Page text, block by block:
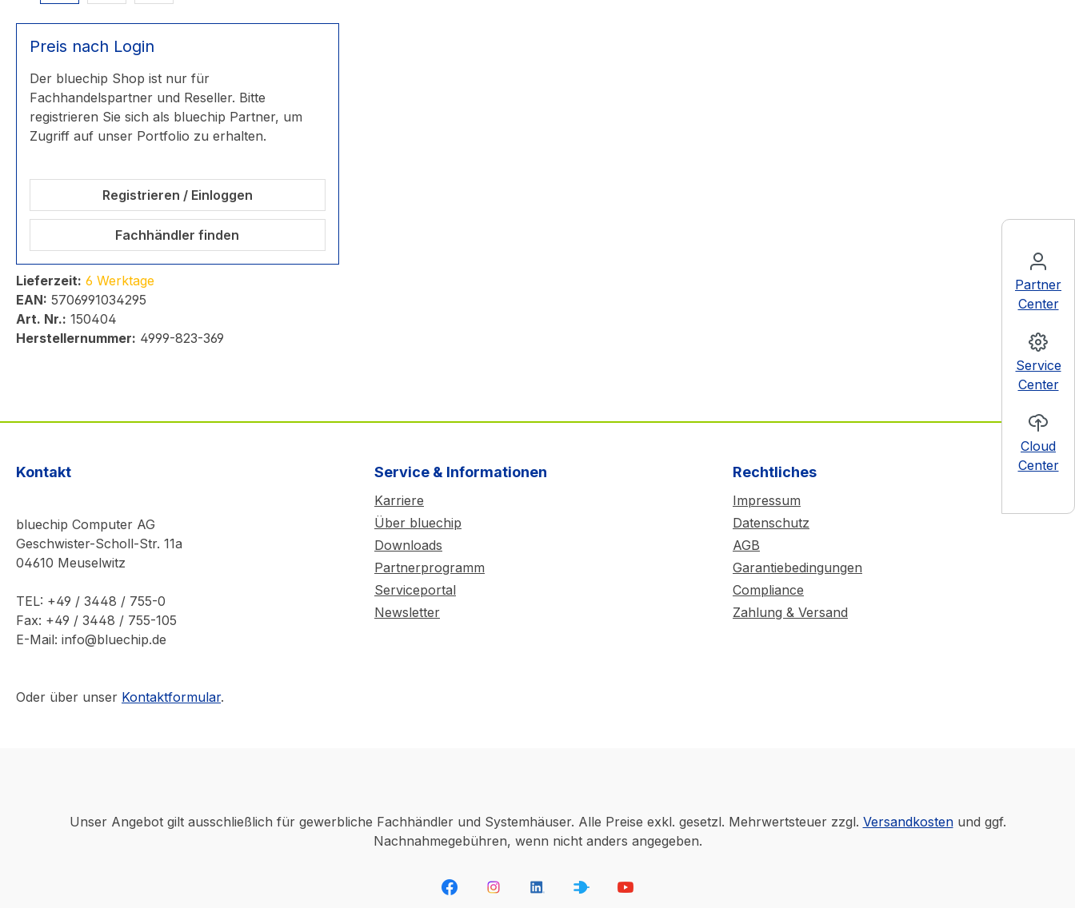
Partner
Center
Service
Center
Cloud
Center
Preis nach Login
Der bluechip Shop ist nur für
Fachhandelspartner und Reseller. Bitte
registrieren Sie sich als bluechip Partner, um
Zugriff auf unser Portfolio zu erhalten.
Registrieren / Einloggen
Fachhändler finden
Lieferzeit: 6 Werktage
EAN: 5706991034295
Art. Nr.: 150404
Herstellernummer: 4999-823-369
Kontakt
bluechip Computer AG
Geschwister-Scholl-Str. 11a
04610 Meuselwitz
TEL: +49 / 3448 / 755-0
Fax: +49 / 3448 / 755-105
E-Mail: info@bluechip.de
Oder über unser Kontaktformular.
Service & Informationen
Karriere
Über bluechip
Downloads
Partnerprogramm
Serviceportal
Newsletter
Rechtliches
Impressum
Datenschutz
AGB
Garantiebedingungen
Compliance
Zahlung & Versand
Unser Angebot gilt ausschließlich für gewerbliche Fachhändler und Systemhäuser. Alle Preise exkl. gesetzl. Mehrwertsteuer zzgl. Versandkostenund ggf.
Nachnahmegebühren, wenn nicht anders angegeben.